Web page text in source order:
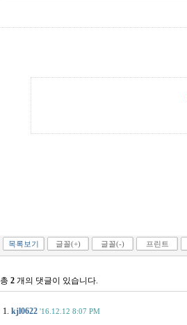
목록보기 글꼴(+) 글꼴(-) 프린트
총 2 개의 댓글이 있습니다.
1. kjl0622 '16.12.12 8:07 PM